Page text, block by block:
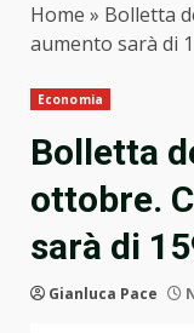
Home » Bolletta
aumento sarà di
Economia
Bolletta
ottobre.
sarà di
Gianluca Pace